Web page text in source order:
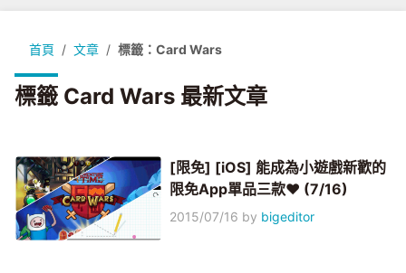
首頁 文章 標籤：Card Wars
標籤 Card Wars 最新文章
[限免] [iOS] 能成為小遊戲新歡的
限免App單品三款♥ (7/16)
2015/07/16 by bigeditor